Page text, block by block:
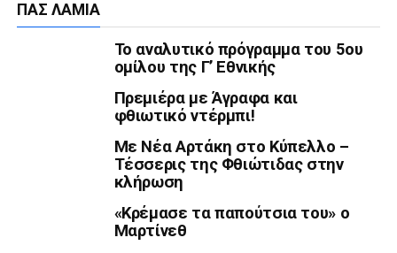
ΠΑΣ ΛΑΜΊΑ
Το αναλυτικό πρόγραμμα του 5ου
ομίλου της Γ’ Εθνικής
Πρεμιέρα με Άγραφα και
φθιωτικό ντέρμπι!
Με Νέα Αρτάκη στο Κύπελλο –
Τέσσερις της Φθιώτιδας στην
κλήρωση
«Κρέμασε τα παπούτσια του» ο
Μαρτίνεθ